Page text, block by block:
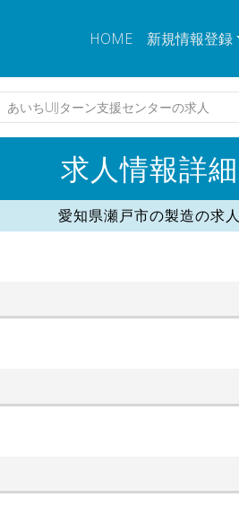
HOME 新規情報登録
あいちUIJターン支援センターの求人
求人情報詳細
愛知県瀬戸市の製造の求人